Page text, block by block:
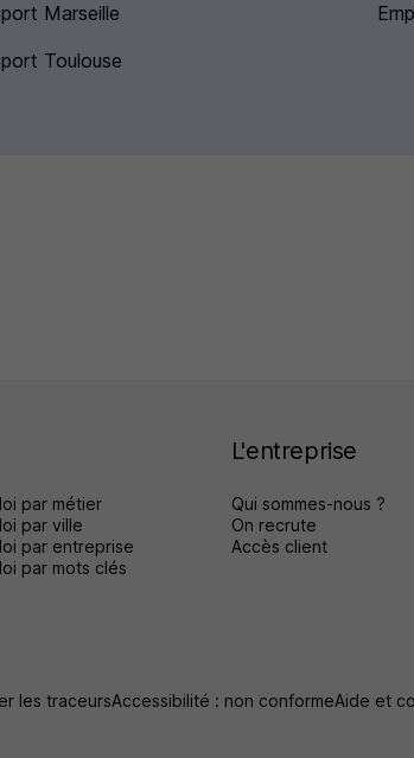
Marseille
Toulouse
par métier
par ville
par entreprise
par mots clés
L'entreprise
Qui sommes-nous ?
On recrute
Accès client
les traceursAccessibilité : non conformeAide et